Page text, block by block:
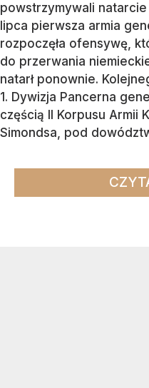
powstrzymywali
lipca pierwsza armia
rozpoczęła ofensywę,
do przerwania
natarł ponownie.
1. Dywizja Pancerna
częścią II Korpusu Armii
Simondsa, pod